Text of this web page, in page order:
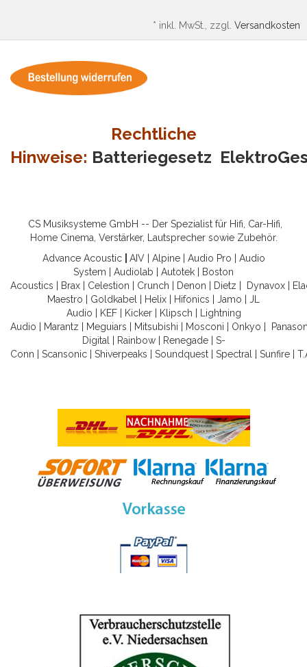
* inkl. MwSt., zzgl. Versandkosten
Rechtliche
Hinweise: Batteriegesetz
CS Musiksysteme GmbH -- Der Spezialist für Hifi, Car-Hifi,
Home Cinema, Verstärker, Lautsprecher sowie Zubehör.
Advance Acoustic
AIV| Alpine| Audio Pro
Audio
System
Audiolab Autotek
Boston
Acoustics
Brax Celestion Crunch Denon Dietz Dynavox
Maestro
Goldkabel Helix Hifonics Jamo
JL
Audio
KEF| Kicker| Klipsch
Lightning
Audio
Marantz Meguiars Mitsubishi Mosconi Onkyo
Digital
Rainbow| Renegade| S-
Conn
Scansonic Shiverpeaks Soundquest Spectral Sunfire